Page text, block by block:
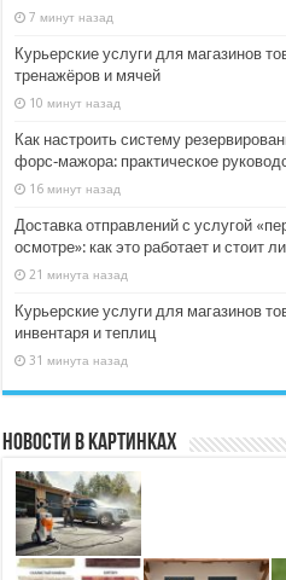
7 минут назад
Курьерские услуги для магазинов
тренажёров и мячей
10 минут назад
Как настроить систему
форс‑мажора: практическое
16 минут назад
Доставка отправлений с услугой
осмотре»: как это работает и стоит
21 минута назад
Курьерские услуги для магазинов
инвентаря и теплиц
31 минута назад
Новости в картинках